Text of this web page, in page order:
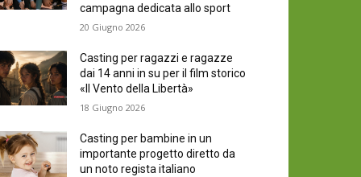
campagna dedicata allo sport
20 Giugno 2026
Casting per ragazzi e ragazze
dai 14 anni in su per il film storico
«Il Vento della Libertà»
18 Giugno 2026
Casting per bambine in un
importante progetto diretto da
un noto regista italiano